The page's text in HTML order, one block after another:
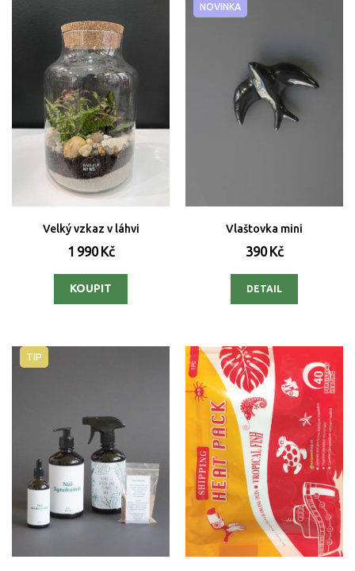
Velký vzkaz v láhvi
1 990 Kč
NOVINKA
Vlaštovka mini
390 Kč
DETAIL
TIP